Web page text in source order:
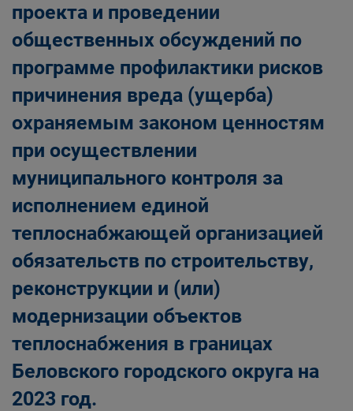
проекта и проведении
общественных обсуждений по
программе профилактики рисков
причинения вреда (ущерба)
охраняемым законом ценностям
при осуществлении
муниципального контроля за
исполнением единой
теплоснабжающей организацией
обязательств по строительству,
реконструкции и (или)
модернизации объектов
теплоснабжения в границах
Беловского городского округа на
2023 год.